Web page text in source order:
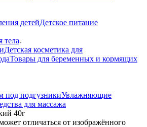
детейДетское питание
тела
Детская косметика для
Товары для беременных и кормящих
под подгузникиУвлажняющие
для массажа
40г
отличаться от изображённого